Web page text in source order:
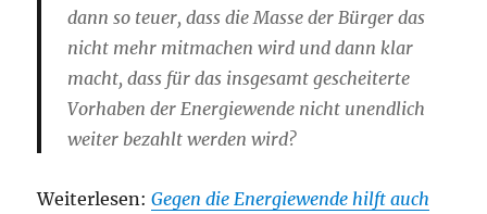
dann so teuer, dass die Masse der Bürger das
nicht mehr mitmachen wird und dann klar
macht, dass für das insgesamt gescheiterte
Vorhaben der Energiewende nicht unendlich
weiter bezahlt werden wird?
Weiterlesen:Gegen die Energiewende hilft auch